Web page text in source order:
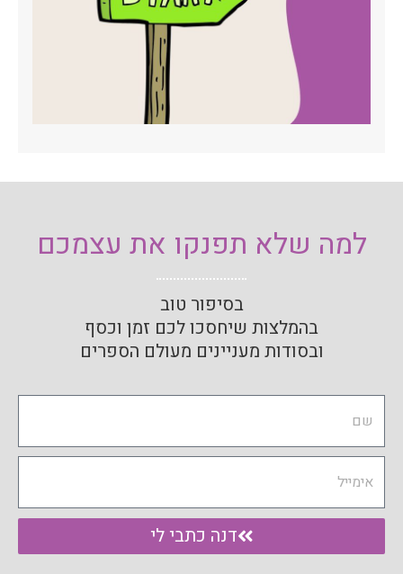
למה שלא תפנקו את עצמכם
בסיפור טוב
בהמלצות שיחסכו לכם זמן וכסף
ובסודות מעניינים מעולם הספרים
דנה כתבי לי